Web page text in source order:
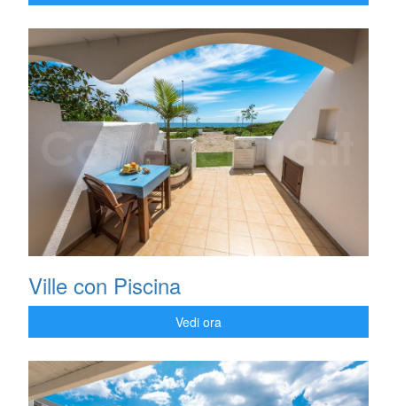
Ville con Piscina
Vedi ora